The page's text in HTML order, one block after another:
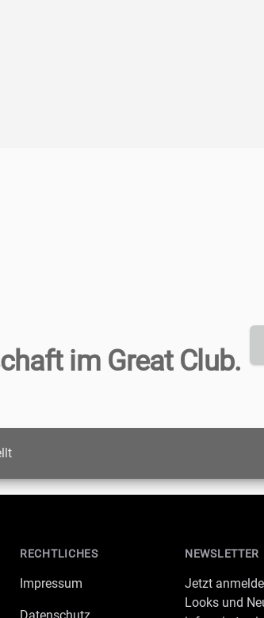
im Great Club.
RECHTLICHES
Impressum
NEWSLETTER
Jetzt
Looks und